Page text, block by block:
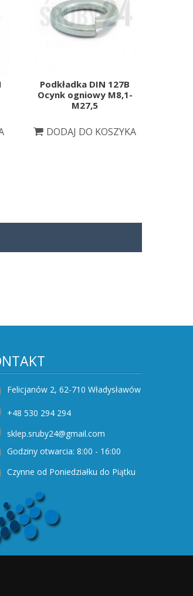
Podkładka DIN 127B
Ocynk ogniowy M8,1-
M27,5
DODAJ DO KOSZYKA
Felicjanów 2, 62-710 Władysławów
+48 530 294 294
sklep.sruby24@gmail.com
Godziny otwarcia: 8:00 - 16:00
Czynne od Poniedziałku do Piątku